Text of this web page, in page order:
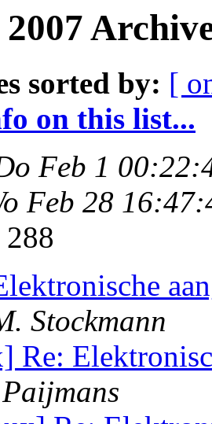
sorted by: [
on this list...
Feb 1
Feb 28
288
Stockmann
Re: